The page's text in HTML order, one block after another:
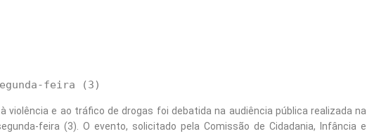
violência e ao tráfico de drogas foi debatida na audiência pública realizada na
feira (3). O evento, solicitado pela Comissão de Cidadania, Infância e